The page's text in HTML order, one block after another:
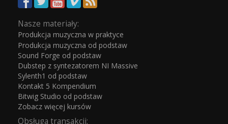
Nasze materiały:
Produkcja muzyczna w praktyce
Produkcja muzyczna od podstaw
Sound Forge od podstaw
Dubstep z syntezatorem NI Massive
Sylenth1 od podstaw
Kontakt 5 Kompendium
Bitwig Studio od podstaw
Zobacz więcej kursów
Obsługa transakcji: